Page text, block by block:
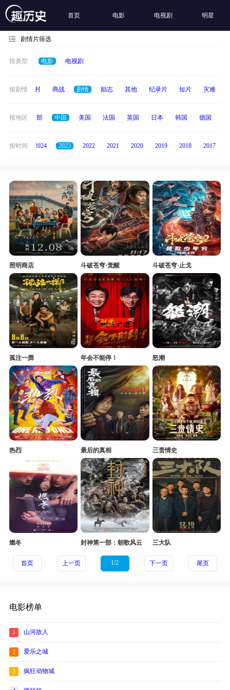
首页 电影 电视剧 明星
剧情片筛选
按类型 电影 电视剧
按剧情
历史 乡村 商战 剧情 励志 其他 纪录片 短片 灾难
按地区 全部 中国 美国 法国 英国 日本 韩国 德国
按时间
2025 2024 2023 2022 2021 2020 2019 2018 2017
照明商店 斗破苍穹·觉醒 斗破苍穹·止戈
孤注一掷 年会不能停！ 怒潮
热烈 最后的真相 三贵情史
燃冬 封神第一部：朝歌风云 三大队
首页 上一页 1/2 下一页 尾页
电影榜单
1 山河故人
2 爱乐之城
3 疯狂动物城